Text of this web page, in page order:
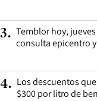
3. Temblor hoy,
consulta epicentro
4. Los descuentos
$300 por litro de